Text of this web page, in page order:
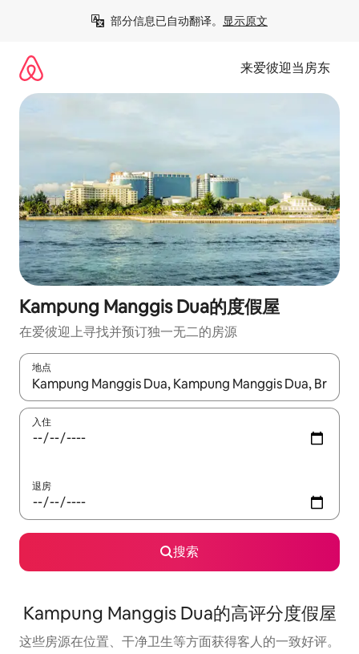
部分信息已自动翻译。 显示原文
来爱彼迎当房东
Kampung Manggis Dua的度假屋
在爱彼迎上寻找并预订独一无二的房源
地点
如有搜索结果，请使用上下方向键查看，或通过点击或滑动手势
入住
退房
搜索
Kampung Manggis Dua的高评分度假屋
这些房源在位置、干净卫生等方面获得客人的一致好评。